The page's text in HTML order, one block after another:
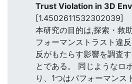
Trust Violation in 3D
[1.4502611532302039]
本研究の目的は,探索・救
フォーマンストラスト違
反がもたらす影響を調査
とである。 同じようなロ
り、1つはパフォーマンス